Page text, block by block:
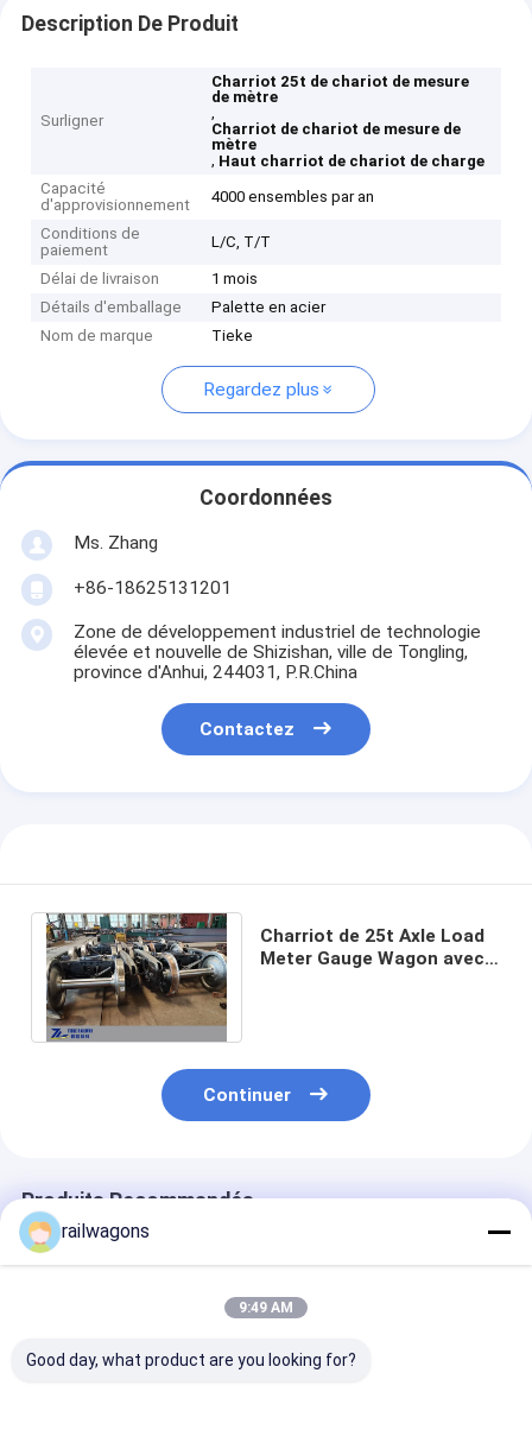
Description De Produit
Surligner
Charriot 25t de chariot de mesure
de mètre
,
Charriot de chariot de mesure de
mètre
, Haut charriot de chariot de charge
Capacité
d'approvisionnement
4000 ensembles par an
Conditions de
paiement
L/C, T/T
Délai de livraison
1 mois
Détails d'emballage
Palette en acier
Nom de marque
Tieke
Regardez plus
Coordonnées
Ms. Zhang
+86-18625131201
Zone de développement industriel de technologie
élevée et nouvelle de Shizishan, ville de Tongling,
province d'Anhui, 244031, P.R.China
Contactez
Charriot de 25t Axle Load
Meter Gauge Wagon avec
Continuer
Produits Recommandés
railwagons
9:49 AM
Good day, what product are you looking for?